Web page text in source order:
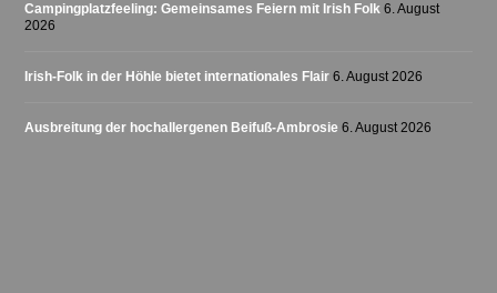
Campingplatzfeeling: Gemeinsames Feiern mit Irish Folk 6. August
2026
Irish-Folk in der Höhle bietet internationales Flair 6. August 2026
Ausbreitung der hochallergenen Beifuß-Ambrosie 6. August 2026